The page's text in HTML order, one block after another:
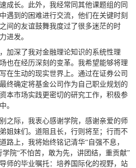
成长。此外，我经常同其他课题组的同
遇到的困难进行交流，他们在关键时刻
间的友谊鼓舞我度过了很多迷茫的时
进发。
加深了我对金融理论知识的系统性理
也在经历深刻的变革。我希望能够将理
在生动的现实世界上。通过在证券公司
终确定将基金公司作为自己职业规划的
本市场实践更密切的研究工作，积极参
。
之际，我衷心感谢学院，感谢亲爱的师
姐妹们。道阻且长，行则将至；行而不
路上，我将始终铭记清华“自强不息，
院“不怕苦，敢为先，讲团结，重贡献”
师的毕业嘱托：培养国际化的视野，站